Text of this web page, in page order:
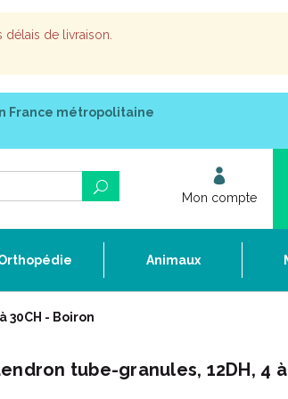
de livraison.
France métropolitaine
Mon compte
Animaux
30CH - Boiron
tube-granules, 12DH, 4 à